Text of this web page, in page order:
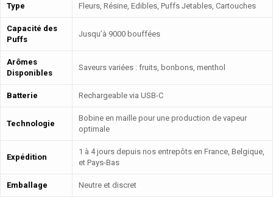
Type Fleurs, Résine, Edibles, Puffs Jetables, Cartouches
Capacité des
Puffs
Jusqu’à 9000 bouffées
Arômes
Disponibles
Saveurs variées : fruits, bonbons, menthol
Batterie Rechargeable via USB-C
Technologie
Bobine en maille pour une production de vapeur
optimale
Expédition
1 à 4 jours depuis nos entrepôts en France, Belgique,
et Pays-Bas
Emballage Neutre et discret